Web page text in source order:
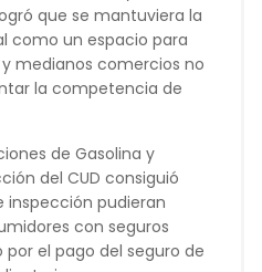
que se mantuviera la
como un espacio para
medianos comercios no
la competencia de
de Gasolina y
del CUD consiguió
inspección pudieran
con seguros
el pago del seguro de